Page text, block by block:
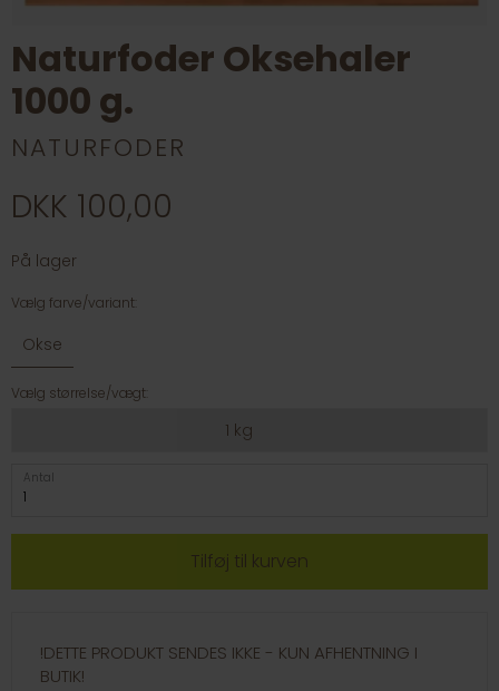
Naturfoder Oksehaler
1000 g.
NATURFODER
DKK 100,00
På lager
Vælg farve/variant:
Okse
Vælg størrelse/vægt:
1 kg
Antal
!DETTE PRODUKT SENDES IKKE - KUN AFHENTNING I
BUTIK!